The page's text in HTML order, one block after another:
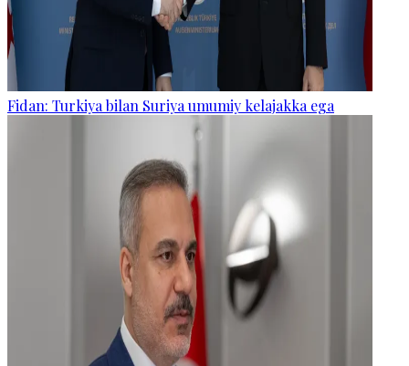
Fidan: Turkiya bilan Suriya umumiy kelajakka ega